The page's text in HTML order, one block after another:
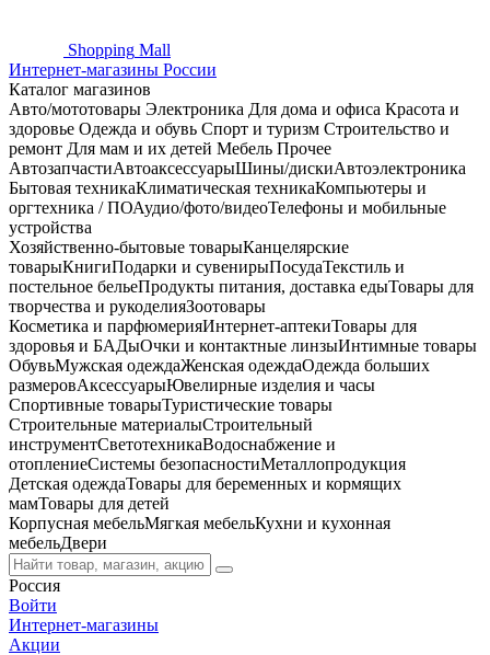
Shopping Mall
Интернет-магазины России
Каталог магазинов
Авто/мототовары Электроника Для дома и офиса Красота и
здоровье Одежда и обувь Спорт и туризм Строительство и
ремонт Для мам и их детей Мебель Прочее
АвтозапчастиАвтоаксессуарыШины/дискиАвтоэлектроника
Бытовая техникаКлиматическая техникаКомпьютеры и
оргтехника / ПОАудио/фото/видеоТелефоны и мобильные
устройства
Хозяйственно-бытовые товарыКанцелярские
товарыКнигиПодарки и сувенирыПосудаТекстиль и
постельное бельеПродукты питания, доставка едыТовары для
творчества и рукоделияЗоотовары
Косметика и парфюмерияИнтернет-аптекиТовары для
здоровья и БАДыОчки и контактные линзыИнтимные товары
ОбувьМужская одеждаЖенская одеждаОдежда больших
размеровАксессуарыЮвелирные изделия и часы
Спортивные товарыТуристические товары
Строительные материалыСтроительный
инструментСветотехникаВодоснабжение и
отоплениеСистемы безопасностиМеталлопродукция
Детская одеждаТовары для беременных и кормящих
мамТовары для детей
Корпусная мебельМягкая мебельКухни и кухонная
мебельДвери
Россия
Войти
Интернет-магазины
Акции